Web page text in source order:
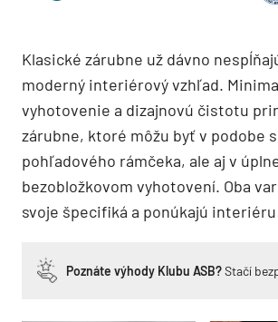
Klasické zárubne už dávno
moderný interiérový vzhľad.
vyhotovenie a dizajnovú čistotu
zárubne, ktoré môžu byť v podobe
pohľadového rámčeka, ale aj v
bezobložkovom vyhotovení. Oba
svoje špecifiká a ponúkajú
Poznáte výhody Klubu ASB?Stačí